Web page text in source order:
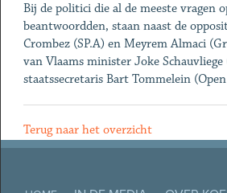
Bij de politici die al de meeste vragen
beantwoordden, staan naast de
Crombez (SP.A) en Meyrem ­Almaci
van Vlaams minister Joke
staatssecretaris Bart Tommelein
Terug naar het overzicht